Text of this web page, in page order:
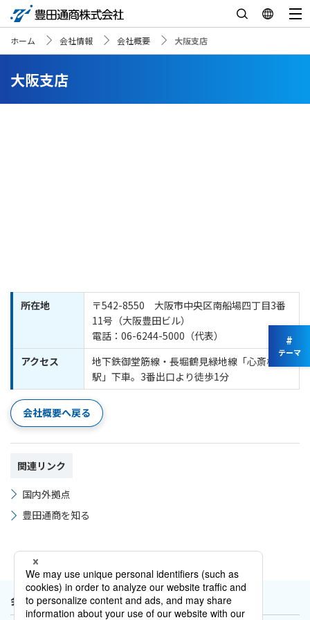
ホーム 会社情報 会社概要 大阪支店
大阪支店
所在地
〒542-8550 大阪市中央区南船場四丁目3番
11号（大阪豊田ビル）
電話：06-6244-5000（代表）
アクセス
地下鉄御堂筋線・長堀鶴見緑地線「心斎橋
駅」下車。3番出口より徒歩1分
会社概要へ戻る
関連リンク
国内外拠点
豊田通商を知る
会社概要
#
テーマ